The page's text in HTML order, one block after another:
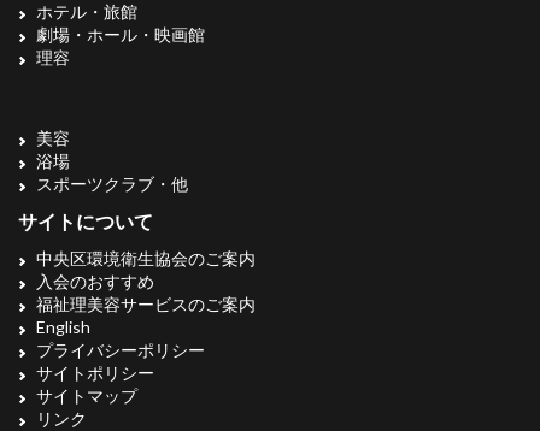
ホテル・旅館
劇場・ホール・映画館
理容
美容
浴場
スポーツクラブ・他
サイトについて
中央区環境衛生協会のご案内
入会のおすすめ
福祉理美容サービスのご案内
English
プライバシーポリシー
サイトポリシー
サイトマップ
リンク